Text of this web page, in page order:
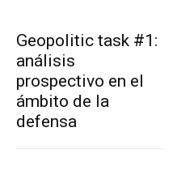
Geopolitic task #1:
análisis
prospectivo en el
ámbito de la
defensa